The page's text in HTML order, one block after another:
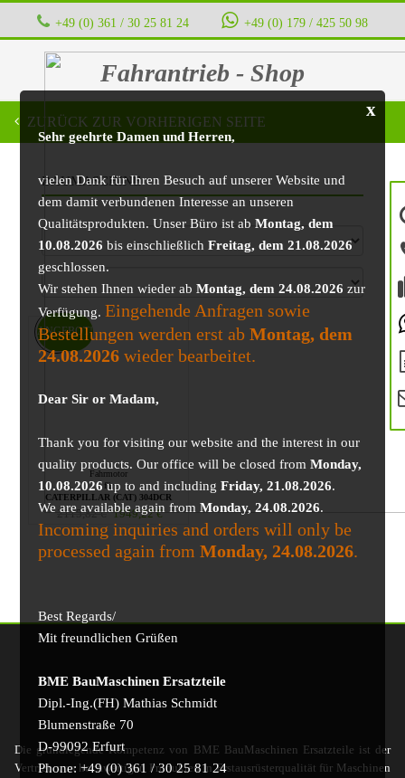
+49 (0) 361 / 30 25 81 24 ‭ ‭ ‭ ‭ +49 (0) 179 / 425 50 98
Fahrantrieb - Shop
x
Sehr geehrte Damen und Herren,
vielen Dank für Ihren Besuch auf unserer Website und
dem damit verbundenen Interesse an unseren
Qualitätsprodukten. Unser Büro ist abMontag, dem
10.08.2026 bis einschließlichFreitag, dem 21.08.2026
geschlossen.
Wir stehen Ihnen wieder abMontag, dem 24.08.2026 zur
Verfügung. Eingehende Anfragen sowie
Bestellungen werden erst abMontag, dem
24.08.2026 wieder bearbeitet.
Dear Sir or Madam,
Thank you for visiting our website and the interest in our
quality products. Our office will be closed fromMonday,
10.08.2026up to and includingFriday, 21.08.2026.
We are available again fromMonday, 24.08.2026.
Incoming inquiries and orders will only be
processed again fromMonday, 24.08.2026.
Best Regards/
Mit freundlichen Grüßen
BME BauMaschinen Ersatzteile
Dipl.-Ing.(FH) Mathias Schmidt
Blumenstraße 70
D-99092 Erfurt
Phone: +49 (0) 361 / 30 25 81 24
ZURÜCK ZUR VORHERIGEN SEITE
BAUMASCHINE
Fahrmotor
für
CATERPILLAR (CAT) 304DCR
2115,82€ 1949,22€
ANGEBOT!
Die grundlegende Kompetenz von BME BauMaschinen Ersatzteile ist der
Vertrieb von hochwertigen Produkten in Erstausrüsterqualität für Maschinen